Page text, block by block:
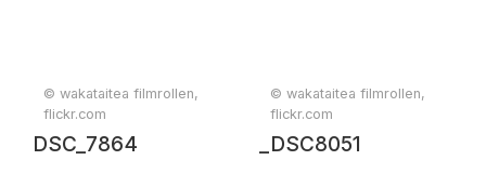
© wakataitea filmrollen,
flickr.com
DSC_7864
© wakataitea filmrollen,
flickr.com
_DSC8051